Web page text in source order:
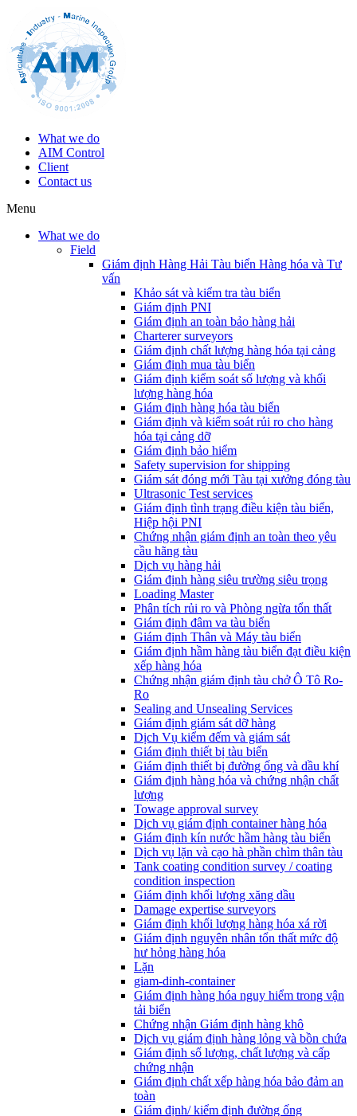
What we do
AIM Control
Client
Contact us
Menu
What we do
Field
Giám định Hàng Hải Tàu biển Hàng hóa và Tư
vấn
Khảo sát và kiểm tra tàu biển
Giám định PNI
Giám định an toàn bảo hàng hải
Charterer surveyors
Giám định chất lượng hàng hóa tại cảng
​Giám định mua tàu biển
Giám định kiểm soát số lượng và khối
lượng hàng hóa
Giám định hàng hóa tàu biển
Giám định và kiểm soát rủi ro cho hàng
hóa tại cảng dỡ
Giám định bảo hiểm
Safety supervision for shipping
Giám sát đóng mới Tàu tại xưởng đóng tàu
Ultrasonic Test services
Giám định tình trạng điều kiện tàu biển,
Hiệp hội PNI
Chứng nhận giám định an toàn theo yêu
cầu hãng tàu
Dịch vụ hàng hải
Giám định hàng siêu trường siêu trọng
Loading Master
Phân tích rủi ro và Phòng ngừa tổn thất
​Giám định đâm va tàu biển
Giám định Thân và Máy tàu biển
​Giám định hầm hàng tàu biển đạt điều kiện
xếp hàng hóa
Chứng nhận giám định tàu chở Ô Tô Ro-
Ro
Sealing and Unsealing Services
Giám định giám sát dỡ hàng
Dịch Vụ kiểm đếm và giám sát
Giám định thiết bị tàu biển
Giám định thiết bị đường ống và dầu khí
Giám định hàng hóa và chứng nhận chất
lượng
Towage approval survey
Dịch vụ giám định container hàng hóa
Giám định kín nước hầm hàng tàu biển
Dịch vụ lặn và cạo hà phần chìm thân tàu
Tank coating condition survey / coating
condition inspection
Giám định khối lượng xăng dầu
Damage expertise surveyors
Giám định khối lượng hàng hóa xá rời
Giám định nguyên nhân tổn thất mức độ
hư hỏng hàng hóa
Lặn
giam-dinh-container
Giám định hàng hóa nguy hiểm trong vận
tải biển
Chứng nhận Giám định hàng khô
Dịch vụ giám định hàng lỏng và bồn chứa
Giám định số lượng, chất lượng và cấp
chứng nhận
Giám định chất xếp hàng hóa bảo đảm an
toàn
Giám định/ kiểm định đường ống